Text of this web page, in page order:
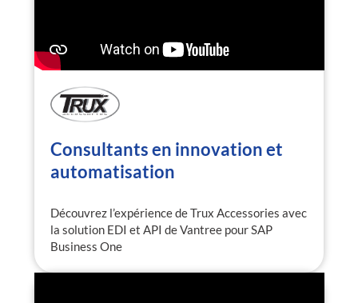
Consultants en innovation et
automatisation
Découvrez l’expérience de Trux Accessories avec
la solution EDI et API de Vantree pour SAP
Business One